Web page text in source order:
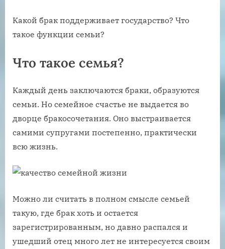
Какой брак поддерживает государство? Что
такое функции семьи?
Что такое семья?
Каждый день заключаются браки, образуются
семьи. Но семейное счастье не выдается во
дворце бракосочетания. Оно выстраивается
самими супругами постепенно, практически
всю жизнь.
Можно ли считать в полном смысле семьей
такую, где брак хоть и остается
зарегистрированным, но давно распался и
ушедший отец много лет не интересуется своим